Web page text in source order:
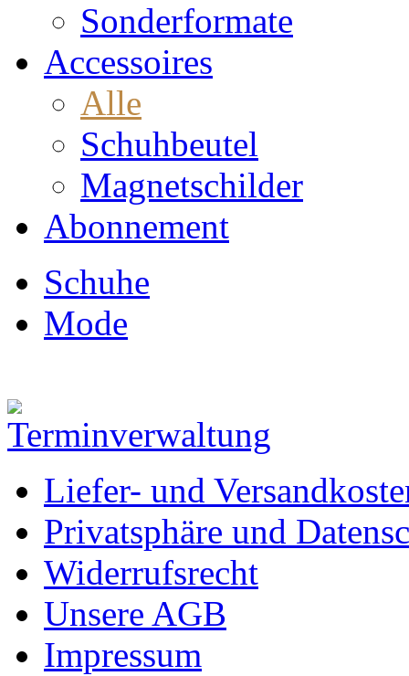
Sonderformate
Accessoires
Alle
Schuhbeutel
Magnetschilder
Abonnement
Schuhe
Mode
Liefer- und
Privatsphäre und
Widerrufsrecht
Unsere AGB
Impressum